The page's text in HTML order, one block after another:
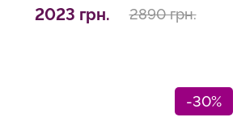
2023 грн. 2890 грн.
-30%